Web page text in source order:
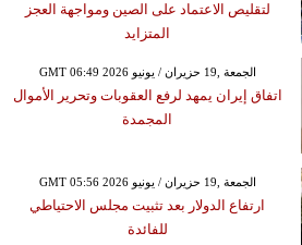
لتقليص الاعتماد على الصين ومواجهة العجز
المتزايد
GMT 06:49 2026 الجمعة ,19 حزيران / يونيو
اتفاق إيران يمهد لرفع العقوبات وتحرير الأموال
المجمدة
GMT 05:56 2026 الجمعة ,19 حزيران / يونيو
ارتفاع الدولار بعد تثبيت مجلس الاحتياطي
للفائدة